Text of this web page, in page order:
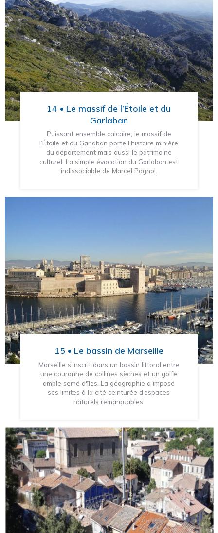
14 • Le massif de l’Étoile et du
Garlaban
Puissant ensemble calcaire, le massif de
l’Étoile et du Garlaban porte l'histoire minière
du département mais aussi le patrimoine
culturel. La simple évocation du Garlaban est
indissociable de Marcel Pagnol.
15 • Le bassin de Marseille
Marseille s’inscrit dans un bassin littoral entre
une couronne de collines sèches et un golfe
ample semé d'îles. La géographie a imposé
ses limites à la cité ceinturée d’espaces
naturels remarquables.